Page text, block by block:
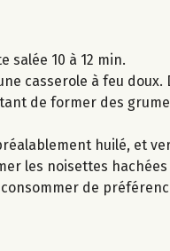
salée 10 à 12 min.
casserole à feu
de former des
huilé, et
les noisettes
de